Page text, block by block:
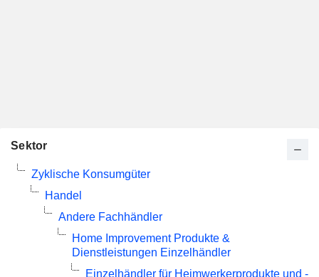
Sektor
Zyklische Konsumgüter
Handel
Andere Fachhändler
Home Improvement Produkte &
Dienstleistungen Einzelhändler
Einzelhändler für Heimwerkerprodukte und -